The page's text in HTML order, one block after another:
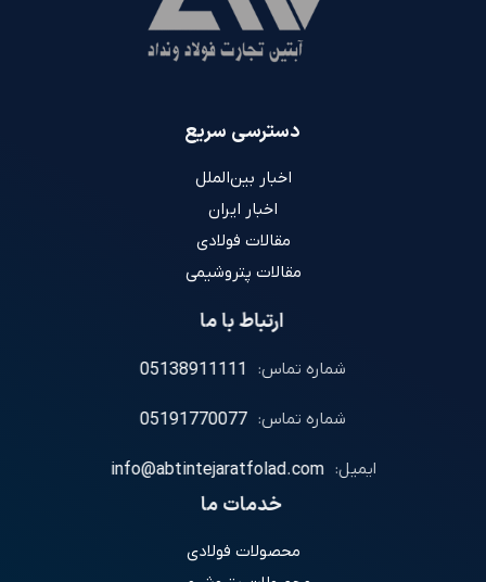
دسترسی سریع
اخبار بین‌الملل
اخبار ایران
مقالات فولادی
مقالات پتروشیمی
ارتباط با ما
شماره تماس: 05138911111
شماره تماس: 05191770077
ایمیل: info@abtintejaratfolad.com
خدمات ما
محصولات فولادی